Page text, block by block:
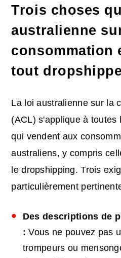
Trois choses
australienne
consommation
tout
La loi australienne sur la
(ACL) s'applique à toutes
qui vendent aux
australiens, y compris
le dropshipping. Trois
particulièrement
Des descriptions de
: Vous ne pouvez pas
trompeurs ou